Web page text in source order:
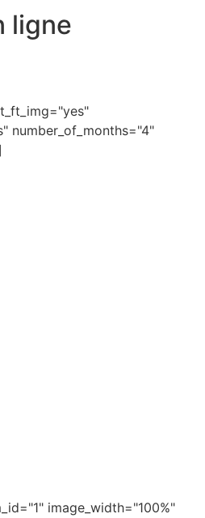
ligne
number_of_months="4"
image_width="100%"